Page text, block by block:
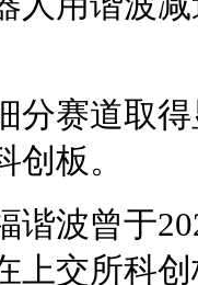
分赛道取
板。
谐波曾于
上交所科